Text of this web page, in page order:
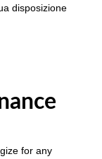
disposizione
for any